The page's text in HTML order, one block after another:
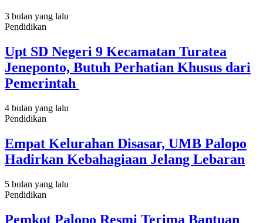
3 bulan yang lalu
Pendidikan
Upt SD Negeri 9 Kecamatan Turatea
Jeneponto, Butuh Perhatian Khusus dari
Pemerintah
4 bulan yang lalu
Pendidikan
Empat Kelurahan Disasar, UMB Palopo
Hadirkan Kebahagiaan Jelang Lebaran
5 bulan yang lalu
Pendidikan
Pemkot Palopo Resmi Terima Bantuan